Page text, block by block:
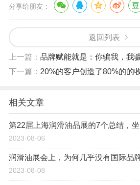
分享给朋友：
返回列表
上一篇： 品牌赋能就是：你骗我，我
下一篇： 20%的客户创造了80%的的
相关文章
第22届上海润滑油品展的7个总结，
2023-08-06
润滑油展会上，为何几乎没有国际品
2023-08-08